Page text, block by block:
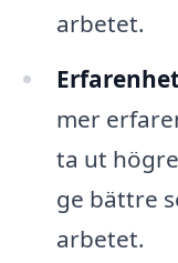
arbetet.
mer
ta ut
ge bättre
arbetet.